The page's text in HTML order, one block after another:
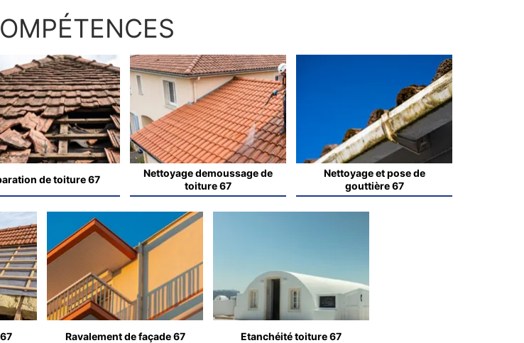
de toiture 67
Nettoyage demoussage de
toiture 67
Nettoyage et pose de
gouttière 67
Ravalement de façade 67 Etanchéité toiture 67